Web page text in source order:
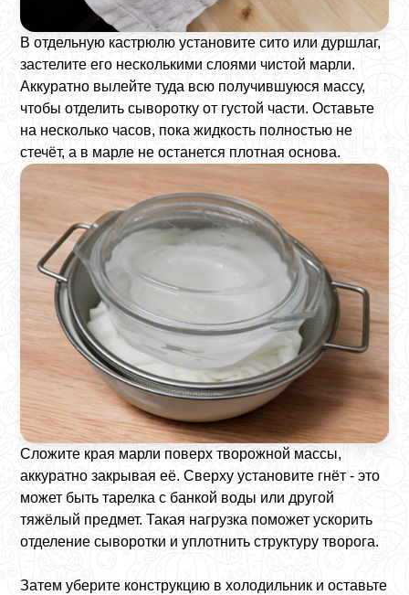
В отдельную кастрюлю установите сито или дуршлаг,
застелите его несколькими слоями чистой марли.
Аккуратно вылейте туда всю получившуюся массу,
чтобы отделить сыворотку от густой части. Оставьте
на несколько часов, пока жидкость полностью не
стечёт, а в марле не останется плотная основа.
Сложите края марли поверх творожной массы,
аккуратно закрывая её. Сверху установите гнёт - это
может быть тарелка с банкой воды или другой
тяжёлый предмет. Такая нагрузка поможет ускорить
отделение сыворотки и уплотнить структуру творога.
Затем уберите конструкцию в холодильник и оставьте